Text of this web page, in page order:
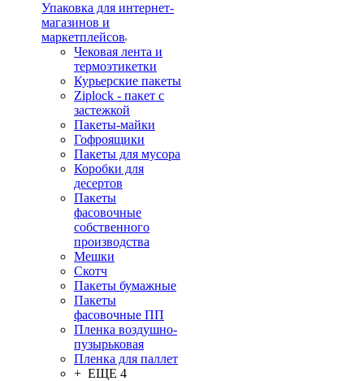
Упаковка для интернет-
магазинов и
маркетплейсов
Чековая лента и
термоэтикетки
Курьерские пакеты
Ziplock - пакет с
застежкой
Пакеты-майки
Гофроящики
Пакеты для мусора
Коробки для
десертов
Пакеты
фасовочные
собственного
производства
Мешки
Скотч
Пакеты бумажные
Пакеты
фасовочные ПП
Пленка воздушно-
пузырьковая
Пленка для паллет
+ ЕЩЕ 4